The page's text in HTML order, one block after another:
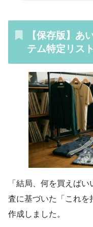
【保存版】あ
テム特定リスト
「結局、何を買えば
査に基づいた「これを
作成しました。